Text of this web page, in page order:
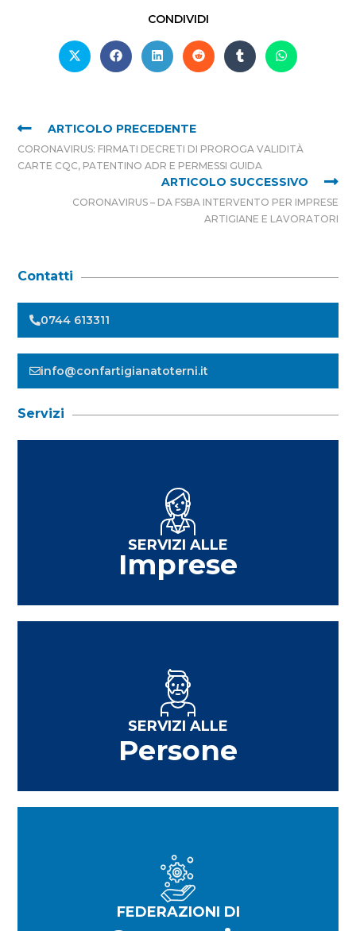
CONDIVIDI
ARTICOLO PRECEDENTE
CORONAVIRUS: FIRMATI DECRETI DI PROROGA VALIDITÀ
CARTE CQC, PATENTINO ADR E PERMESSI GUIDA
ARTICOLO SUCCESSIVO
CORONAVIRUS – DA FSBA INTERVENTO PER IMPRESE
ARTIGIANE E LAVORATORI
Contatti
0744 613311
info@confartigianatoterni.it
Servizi
SERVIZI ALLE
Imprese
SERVIZI ALLE
Persone
FEDERAZIONI DI